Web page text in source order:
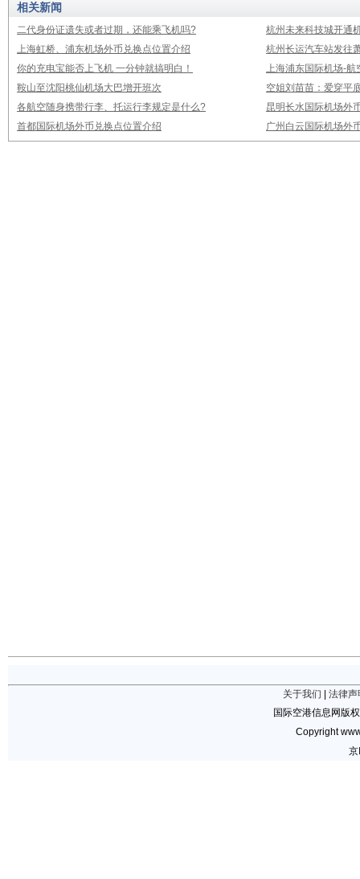
相关新闻
二代身份证遗失或者过期，还能乘飞机吗?
杭州未来科技城开通
上海虹桥、浦东机场外币兑换点位置介绍
杭州长运汽车站发往
你的充电宝能否上飞机 一分钟就搞明白！
上海浦东国际机场-航
鞍山至沈阳桃仙机场大巴增开班次
空姐刘苗苗：爱穿平
各航空随身携带行李、托运行李规定是什么?
昆明长水国际机场外
首都国际机场外币兑换点位置介绍
广州白云国际机场外
关于我们
法律声
国际空港信息网版
Copyright